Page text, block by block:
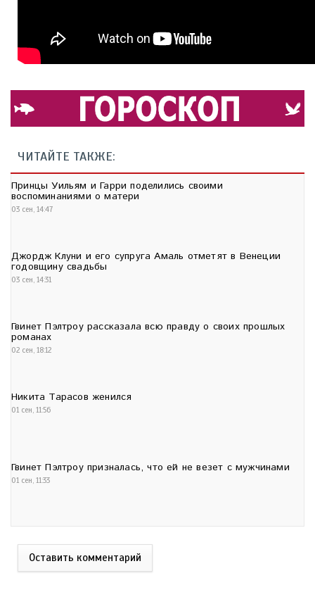
ЧИТАЙТЕ ТАКЖЕ:
Принцы Уильям и Гарри поделились своими
воспоминаниями о матери
03 сен, 14:47
Джордж Клуни и его супруга Амаль отметят в Венеции
годовщину свадьбы
03 сен, 14:31
Гвинет Пэлтроу рассказала всю правду о своих прошлых
романах
02 сен, 18:12
Никита Тарасов женился
01 сен, 11:56
Гвинет Пэлтроу призналась, что ей не везет с мужчинами
01 сен, 11:33
Оставить комментарий